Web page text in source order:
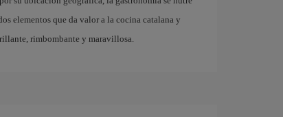
elementos que da valor a la cocina catalana y
rimbombante y maravillosa.